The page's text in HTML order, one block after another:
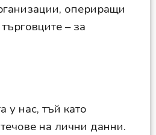
опериращи
– за
у нас, тъй като
на лични данни.